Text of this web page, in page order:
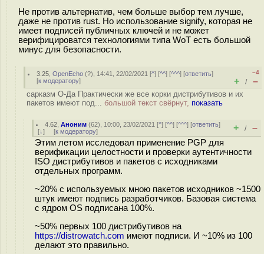
Не против альтернатив, чем больше выбор тем лучше,
даже не против rust. Но использование signify, которая не
имеет подписей публичных ключей и не может
верифицироватся технологиями типа WoT есть большой
минус для безопасности.
3.25 ,OpenEcho (?), 14:41, 22/02/2021 [^] [^^] [^^^] [ответить]
[к модератору]
–4
+ / –
сарказм О-Да Практически же все коpки дистрибутивов и их
пакетов имеют под... большой текст свёрнут, показать
4.62 ,Аноним (62), 10:00, 23/02/2021 [^] [^^] [^^^] [ответить]
[↓] [к модератору] + / –
Этим летом исследовал применение PGP для
верификации целостности и проверки аутентичности
ISO дистрибутивов и пакетов с исходниками
отдельных программ.
~20% с используемых мною пакетов исходников ~1500
штук имеют подпись разработчиков. Базовая система
с ядром OS подписана 100%.
~50% первых 100 дистрибутивов на
https://distrowatch.com имеют подписи. И ~10% из 100
делают это правильно.